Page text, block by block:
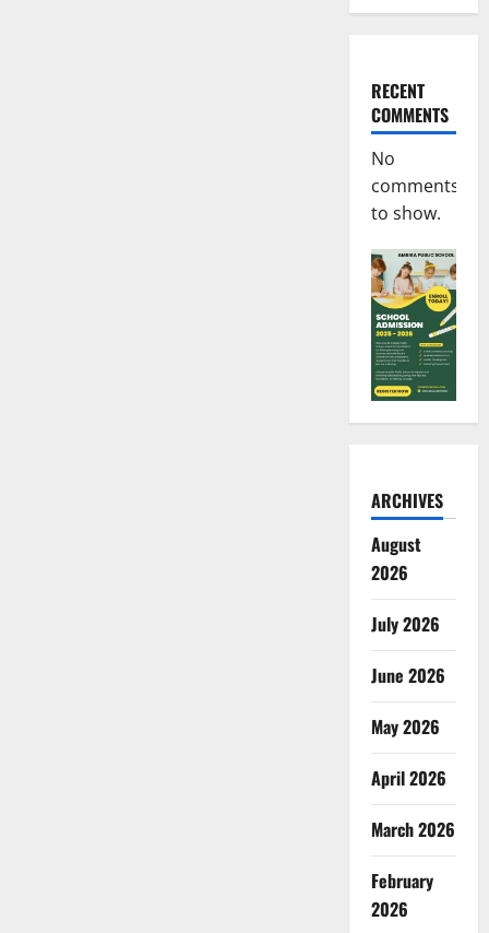
RECENT
COMMENTS
No
comments
to show.
ARCHIVES
August
2026
July 2026
June 2026
May 2026
April 2026
March 2026
February
2026